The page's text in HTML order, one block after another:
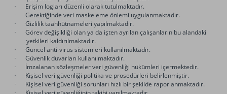
· Erişim logları düzenli olarak tutulmaktadır.
· Gerektiğinde veri maskeleme önlemi uygulanmaktadır.
· Gizlilik taahhütnameleri yapılmaktadır.
·
Görev değişikliği olan ya da işten ayrılan çalışanların bu alandaki
yetkileri kaldırılmaktadır.
· Güncel anti-virüs sistemleri kullanılmaktadır.
· Güvenlik duvarları kullanılmaktadır.
· İmzalanan sözleşmeler veri güvenliği hükümleri içermektedir.
· Kişisel veri güvenliği politika ve prosedürleri belirlenmiştir.
· Kişisel veri güvenliği sorunları hızlı bir şekilde raporlanmaktadır.